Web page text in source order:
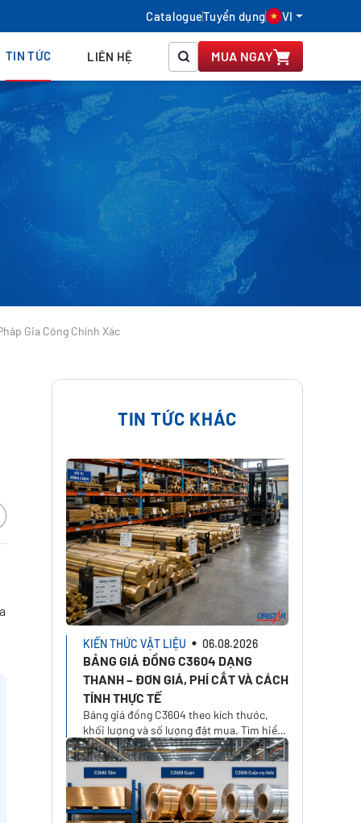
CatalogueTuyển dụng VI
TIN TỨC LIÊN HỆ MUA NGAY
Gia Công Chính Xác
TIN TỨC KHÁC
KIẾN THỨC VẬT LIỆU 06.08.2026
BẢNG GIÁ ĐỒNG C3604 DẠNG
THANH – ĐƠN GIÁ, PHÍ CẮT VÀ CÁCH
TÍNH THỰC TẾ
Bảng giá đồng C3604 theo kích thước,
khối lượng và số lượng đặt mua. Tìm hiểu
cách tính đơn giá, phí cắt, VAT, vận
chuyển và nhận báo giá tại Oristar